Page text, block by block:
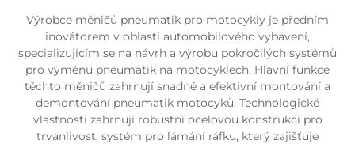
Výrobce měničů pneumatik pro motocykly je předním
inovátorem v oblasti automobilového vybavení,
specializujícím se na návrh a výrobu pokročilých systémů
pro výměnu pneumatik na motocyklech. Hlavní funkce
těchto měničů zahrnují snadné a efektivní montování a
demontování pneumatik motocyků. Technologické
vlastnosti zahrnují robustní ocelovou konstrukci pro
trvanlivost, systém pro lámání ráfku, který zajišťuje